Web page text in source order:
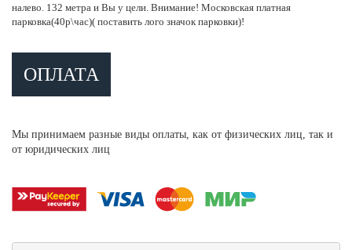
налево. 132 метра и Вы у цели. Внимание! Московская платная
парковка(40р\час)( поставить лого значок парковки)!
ОПЛАТА
Мы принимаем разные виды оплаты, как от физических лиц, так и
от юридических лиц